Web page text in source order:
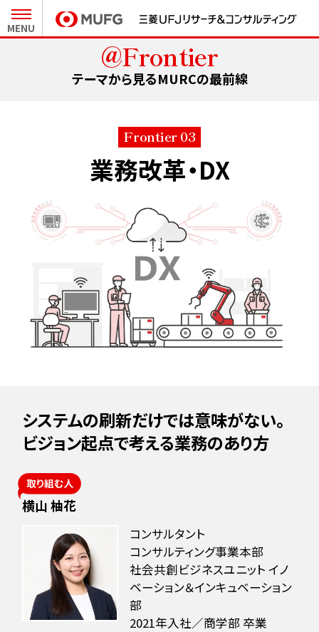
MENU
27卒新卒採用 MY PAGE
キーワードで知るMURC
テーマから見る最前線
人とキャリア
職種と仕事
社員インタビュー
キャリア形成
未来をつくるプロジェクト
水素の社会実装プロジェクト
クロストーク
若手同期座談会
人材育成
多様な働き方
募集要項
よくある質問
インターンシップ情報
開催概要・レポート
@Frontier
テーマから見るMURCの最前線
Frontier 03
業務改革・DX
システムの刷新だけでは意味がない。
ビジョン起点で考える業務のあり方
横山 柚花
コンサルタント
コンサルティング事業本部
社会共創ビジネスユニット イノ
ベーション＆インキュベーション
部
2021年入社／商学部 卒業